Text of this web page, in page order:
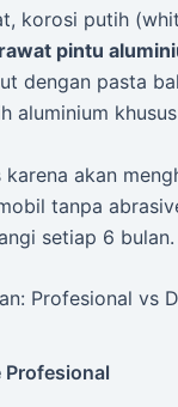
korosi putih
pintu
dengan pasta
aluminium
akan
tanpa
setiap 6 bulan.
Profesional vs
Profesional